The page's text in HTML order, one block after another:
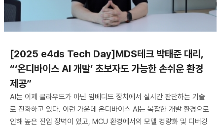
[2025 e4ds Tech Day]MDS테크 박태준 대리,
“‘온디바이스 AI 개발’ 초보자도 가능한 손쉬운 환경
제공”
AI는 이제 클라우드가 아닌 임베디드 장치에서 실시간 판단하는 기술
로 진화하고 있다. 이런 가운데 온디바이스 AI는 복잡한 개발 환경으로
인해 높은 진입 장벽이 있고, MCU 환경에서의 모델 경량화 및 디버깅